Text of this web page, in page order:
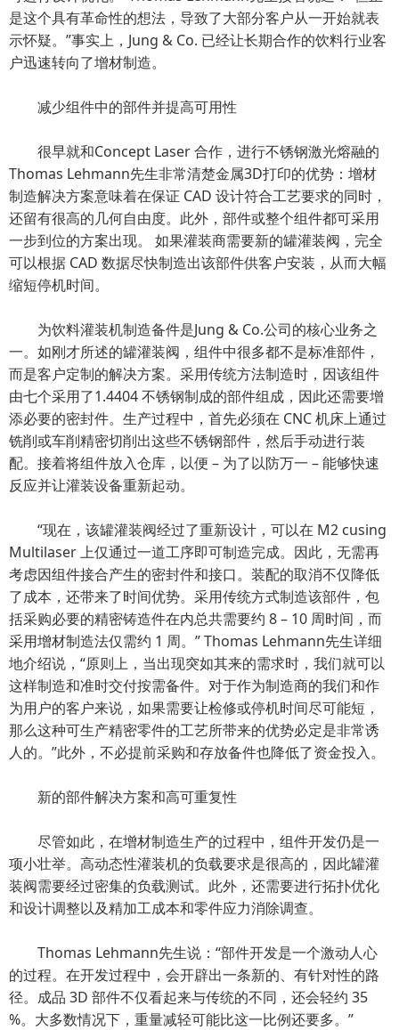
是这个具有革命性的想法，导致了大部分客户从一开始就表
示怀疑。”事实上，Jung & Co. 已经让长期合作的饮料行业客
户迅速转向了增材制造。
减少组件中的部件并提高可用性
很早就和Concept Laser 合作，进行不锈钢激光熔融的
Thomas Lehmann先生非常清楚金属3D打印的优势：增材
制造解决方案意味着在保证 CAD 设计符合工艺要求的同时，
还留有很高的几何自由度。此外，部件或整个组件都可采用
一步到位的方案出现。 如果灌装商需要新的罐灌装阀，完全
可以根据 CAD 数据尽快制造出该部件供客户安装，从而大幅
缩短停机时间。
为饮料灌装机制造备件是Jung & Co.公司的核心业务之
一。如刚才所述的罐灌装阀，组件中很多都不是标准部件，
而是客户定制的解决方案。采用传统方法制造时，因该组件
由七个采用了1.4404 不锈钢制成的部件组成，因此还需要增
添必要的密封件。生产过程中，首先必须在 CNC 机床上通过
铣削或车削精密切削出这些不锈钢部件，然后手动进行装
配。接着将组件放入仓库，以便 – 为了以防万一 – 能够快速
反应并让灌装设备重新起动。
“现在，该罐灌装阀经过了重新设计，可以在 M2 cusing
Multilaser 上仅通过一道工序即可制造完成。因此，无需再
考虑因组件接合产生的密封件和接口。装配的取消不仅降低
了成本，还带来了时间优势。采用传统方式制造该部件，包
括采购必要的精密铸造件在内总共需要约 8 – 10 周时间，而
采用增材制造法仅需约 1 周。” Thomas Lehmann先生详细
地介绍说，“原则上，当出现突如其来的需求时，我们就可以
这样制造和准时交付按需备件。对于作为制造商的我们和作
为用户的客户来说，如果需要让检修或停机时间尽可能短，
那么这种可生产精密零件的工艺所带来的优势必定是非常诱
人的。”此外，不必提前采购和存放备件也降低了资金投入。
新的部件解决方案和高可重复性
尽管如此，在增材制造生产的过程中，组件开发仍是一
项小壮举。高动态性灌装机的负载要求是很高的，因此罐灌
装阀需要经过密集的负载测试。此外，还需要进行拓扑优化
和设计调整以及精加工成本和零件应力消除调查。
Thomas Lehmann先生说：“部件开发是一个激动人心
的过程。在开发过程中，会开辟出一条新的、有针对性的路
径。成品 3D 部件不仅看起来与传统的不同，还会轻约 35
%。大多数情况下，重量减轻可能比这一比例还要多。”